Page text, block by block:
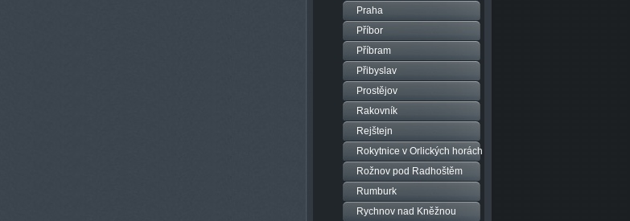
Praha
Příbor
Příbram
Přibyslav
Prostějov
Rakovník
Rejštejn
Rokytnice v Orlických horách
Rožnov pod Radhoštěm
Rumburk
Rychnov nad Kněžnou